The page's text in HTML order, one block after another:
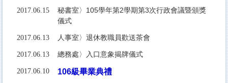
2017.06.15
秘書室〉105學年第2學期第3次行政會議暨頒獎
儀式
2017.06.13 人事室〉退休教職員歡送茶會
2017.06.13 總務處〉入口意象揭牌儀式
2017.06.10 106級畢業典禮